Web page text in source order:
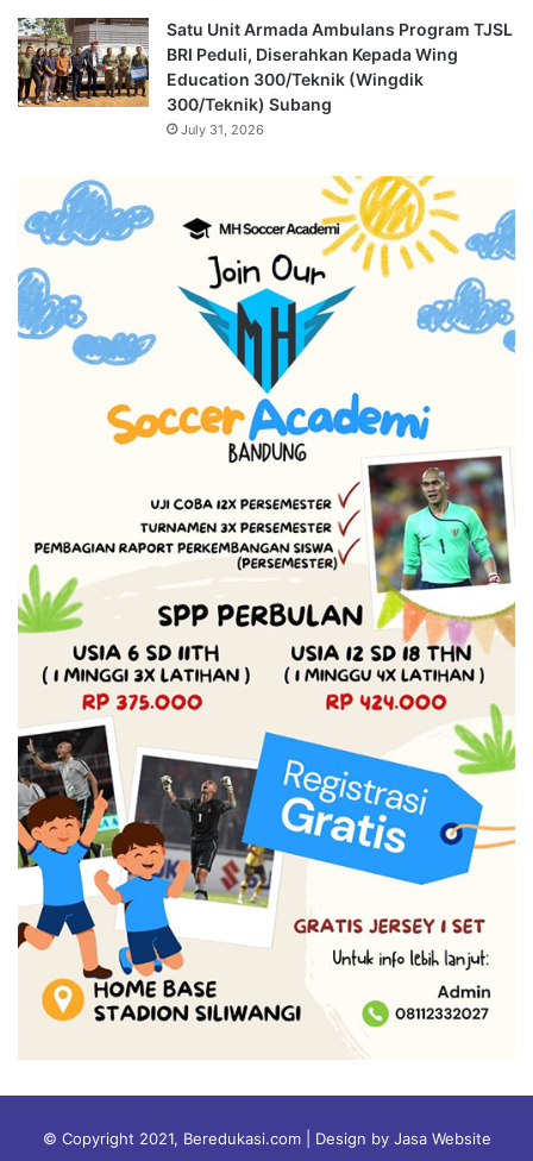
Satu Unit Armada Ambulans Program TJSL
BRI Peduli, Diserahkan Kepada Wing
Education 300/Teknik (Wingdik
300/Teknik) Subang
July 31, 2026
© Copyright 2021, Beredukasi.com | Design by Jasa Website